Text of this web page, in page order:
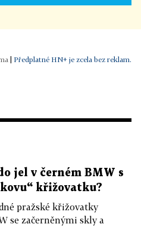
Předplatné HN+ je zcela bez reklam.
jel v černém BMW s
křižovatku?
pražské křižovatky
se začerněnými skly a